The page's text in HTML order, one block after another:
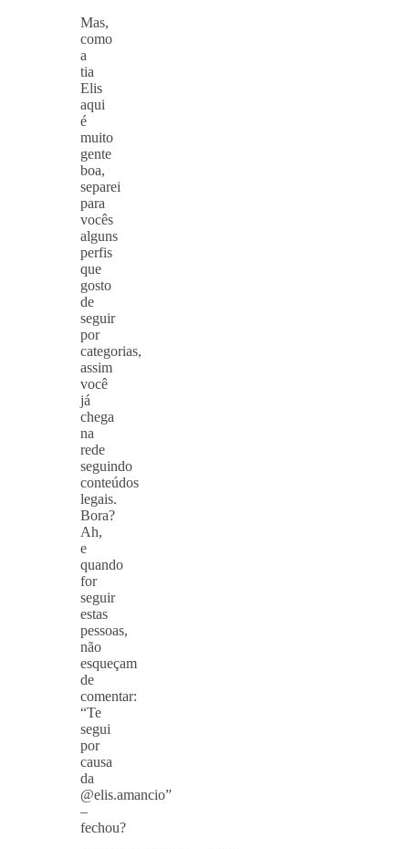
Mas,
como
a
tia
Elis
aqui
é
muito
gente
boa,
separei
para
vocês
alguns
perfis
que
gosto
de
seguir
por
categorias,
assim
você
já
chega
na
rede
seguindo
conteúdos
legais.
Bora?
Ah,
e
quando
for
seguir
estas
pessoas,
não
esqueçam
de
comentar:
“Te
segui
por
causa
da
@elis.amancio”
–
fechou?